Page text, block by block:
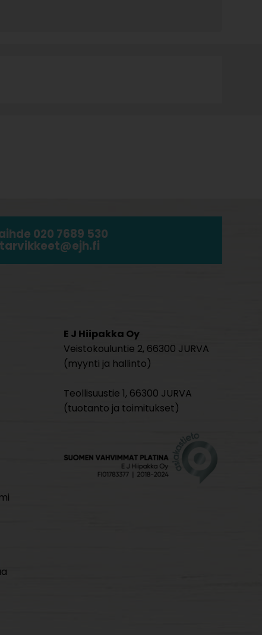
020 7689 530
tarvikkeet@ejh.fi
E J Hiipakka Oy
Veistokouluntie 2, 66300 JURVA
(myynti ja hallinto)
Teollisuustie 1, 66300 JURVA
(tuotanto ja toimitukset)